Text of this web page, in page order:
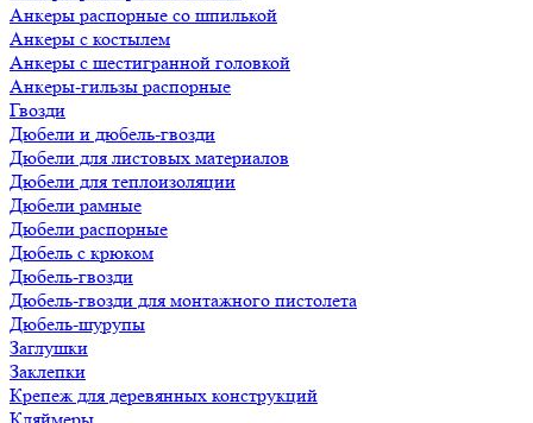
Анкеры распорные со шпилькой
Анкеры с костылем
Анкеры с шестигранной головкой
Анкеры-гильзы распорные
Гвозди
Дюбели и дюбель-гвозди
Дюбели для листовых материалов
Дюбели для теплоизоляции
Дюбели рамные
Дюбели распорные
Дюбель с крюком
Дюбель-гвозди
Дюбель-гвозди для монтажного пистолета
Дюбель-шурупы
Заглушки
Заклепки
Крепеж для деревянных конструкций